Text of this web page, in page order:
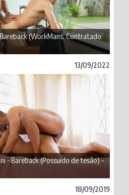
(WorkMans: Contratado
13/09/2022
- Bareback (Possuído de tesão) -
18/09/2019